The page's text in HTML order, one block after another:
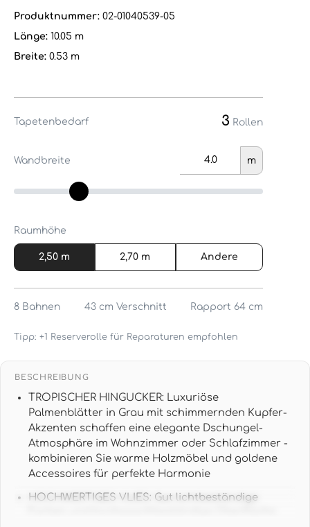
Produktnummer: 02-01040539-05
Länge: 10.05 m
Breite: 0.53 m
Tapetenbedarf 3 Rollen
Wandbreite m
Raumhöhe
2,50 m 2,70 m Andere
8 Bahnen 43 cm Verschnitt Rapport 64 cm
Tipp: +1 Reserverolle für Reparaturen empfohlen
BESCHREIBUNG
TROPISCHER HINGUCKER: Luxuriöse
Palmenblätter in Grau mit schimmernden Kupfer-
Akzenten schaffen eine elegante Dschungel-
Atmosphäre im Wohnzimmer oder Schlafzimmer -
kombinieren Sie warme Holzmöbel und goldene
Accessoires für perfekte Harmonie
HOCHWERTIGES VLIES: Gut lichtbeständige